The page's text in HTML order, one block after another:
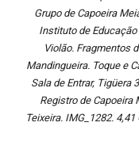
Grupo de Capoeira
Instituto de
Violão. Fragmentos
Mandingueira. Toque e
Sala de Entrar, Tigüera
Registro de Capoeira
Teixeira. IMG_1282.